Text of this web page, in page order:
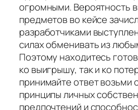
огромными. Вероятность
предметов во кейсе
разработчиками
силах обменивать из
Поэтому находитесь
ко выигрышу, так и ко
принимайте ответ возьми
принципы личных
предпочтений и